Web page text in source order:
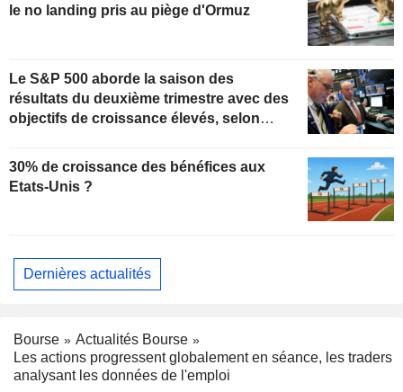
le no landing pris au piège d'Ormuz
Le S&P 500 aborde la saison des
résultats du deuxième trimestre avec des
objectifs de croissance élevés, selon
30% de croissance des bénéfices aux
Etats-Unis ?
Dernières actualités
Bourse
Actualités Bourse
Les actions progressent globalement en séance, les traders
analysant les données de l'emploi